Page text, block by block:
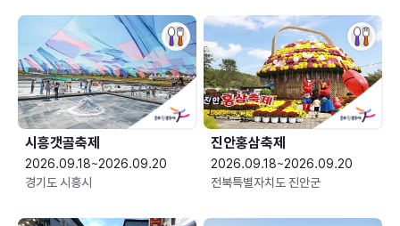
시흥갯골축제
2026.09.18~2026.09.20
경기도 시흥시
진안홍삼축제
2026.09.18~2026.09.20
전북특별자치도 진안군